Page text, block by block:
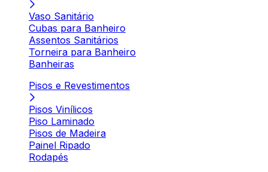
Vaso Sanitário
Cubas para Banheiro
Assentos Sanitários
Torneira para Banheiro
Banheiras
Pisos e Revestimentos
Pisos Vinílicos
Piso Laminado
Pisos de Madeira
Painel Ripado
Rodapés